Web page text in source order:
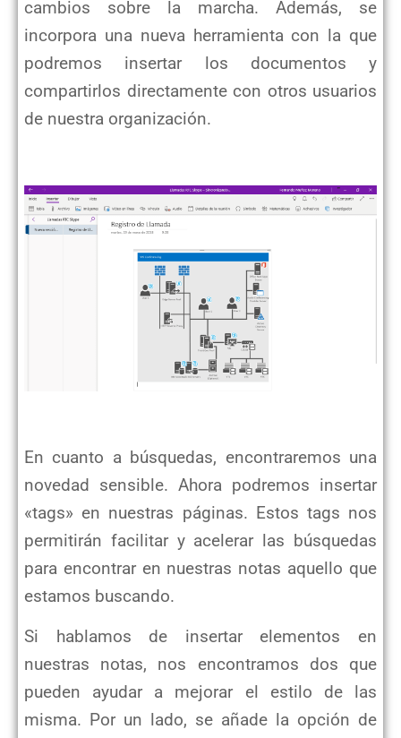
cambios sobre la marcha. Además, se
incorpora una nueva herramienta con la que
podremos insertar los documentos y
compartirlos directamente con otros usuarios
de nuestra organización.
En cuanto a búsquedas, encontraremos una
novedad sensible. Ahora podremos insertar
«tags» en nuestras páginas. Estos tags nos
permitirán facilitar y acelerar las búsquedas
para encontrar en nuestras notas aquello que
estamos buscando.
Si hablamos de insertar elementos en
nuestras notas, nos encontramos dos que
pueden ayudar a mejorar el estilo de las
misma. Por un lado, se añade la opción de